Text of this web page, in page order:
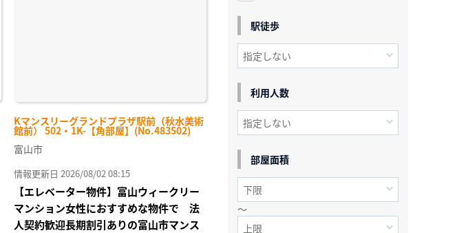
Kマンスリーグランドプラザ駅前（秋水美術
館前） 502・1K-【角部屋】(No.483502)
富山市
情報更新日 2026/08/02 08:15
【エレベーター物件】富山ウィークリー
マンション女性におすすめな物件で 法
人契約歓迎長期割引ありの富山市マンス
駅徒歩
利用人数
部屋面積
～